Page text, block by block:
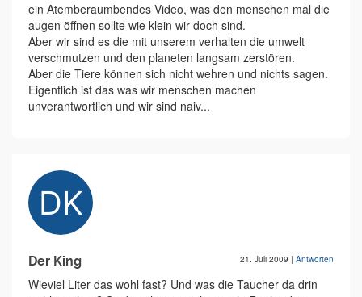
ein Atemberaumbendes Video, was den menschen mal die
augen öffnen sollte wie klein wir doch sind.
Aber wir sind es die mit unserem verhalten die umwelt
verschmutzen und den planeten langsam zerstören.
Aber die Tiere können sich nicht wehren und nichts sagen.
Eigentlich ist das was wir menschen machen
unverantwortlich und wir sind naiv...
Der King 21. Juli 2009 | Antworten
Wieviel Liter das wohl fast? Und was die Taucher da drin